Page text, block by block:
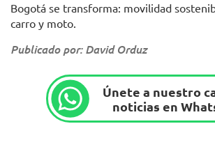
Bogotá se transforma: movilidad
carro y moto.
Publicado por: David Orduz
Únete a nuestro
noticias en